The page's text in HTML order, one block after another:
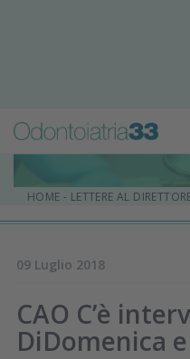
HOME - LETTERE AL
09 Luglio 2018
CAO C’è
DiDomenica